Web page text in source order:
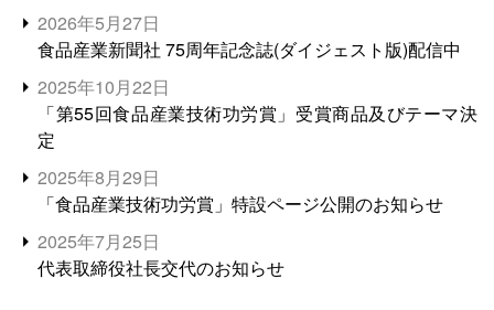
2026年5月27日
食品産業新聞社 75周年記念誌(ダイジェスト版)配信中
2025年10月22日
「第55回食品産業技術功労賞」受賞商品及びテーマ決
定
2025年8月29日
「食品産業技術功労賞」特設ページ公開のお知らせ
2025年7月25日
代表取締役社長交代のお知らせ